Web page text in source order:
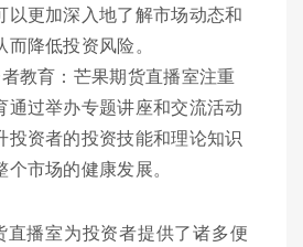
以更加深入地了解市场动态和
而降低投资风险。
教育：芒果期货直播室注重
通过举办专题讲座和交流活动
投资者的投资技能和理论知识
市场的健康发展。
直播室为投资者提供了诸多便